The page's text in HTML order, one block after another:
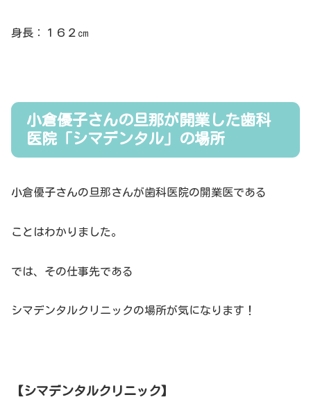
身長：１６２㎝
小倉優子さんの旦那が開業した歯科
医院「シマデンタル」の場所
小倉優子さんの旦那さんが歯科医院の開業医である
ことはわかりました。
では、その仕事先である
シマデンタルクリニックの場所が気になります！
【シマデンタルクリニック】